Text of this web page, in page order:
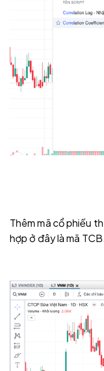
Thêm mã cổ phiếu
hợp ở đây là mã TCB.